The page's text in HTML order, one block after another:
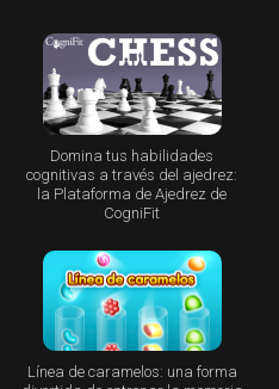
Domina tus habilidades
cognitivas a través del ajedrez:
la Plataforma de Ajedrez de
CogniFit
Línea de caramelos: una forma